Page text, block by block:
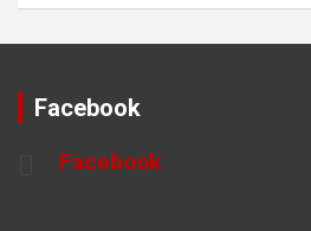
Facebook
Facebook